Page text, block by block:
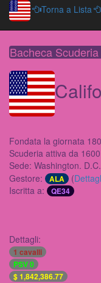
Torna a Lista
Bacheca Scuderia
Fondata la giornata
Scuderia attiva da
Sede: Washington. D.C.
Gestore:
ALA (
Iscritta a:
QE34
Dettagli:
1 cavalli
PSV 0
$ 1,842,386.77